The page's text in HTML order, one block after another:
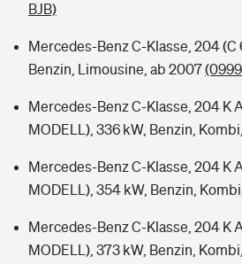
BJB)
Mercedes-Benz C-Klasse, 204 (C
Benzin, Limousine, ab 2007
Mercedes-Benz C-Klasse, 204 K
MODELL), 336 kW, Benzin,
Mercedes-Benz C-Klasse, 204 K
MODELL), 354 kW, Benzin,
Mercedes-Benz C-Klasse, 204 K
MODELL), 373 kW, Benzin,